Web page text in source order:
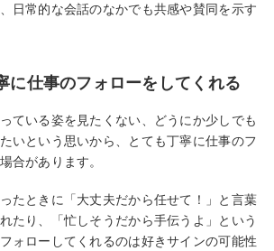
日常的な会話のなかでも共感や賛同を示す
に仕事のフォローをしてくれる
ている姿を見たくない、どうにか少しでも
いという思いから、とても丁寧に仕事のフ
合があります。
たときに「大丈夫だから任せて！」と言葉
たり、「忙しそうだから手伝うよ」という
ォローしてくれるのは好きサインの可能性